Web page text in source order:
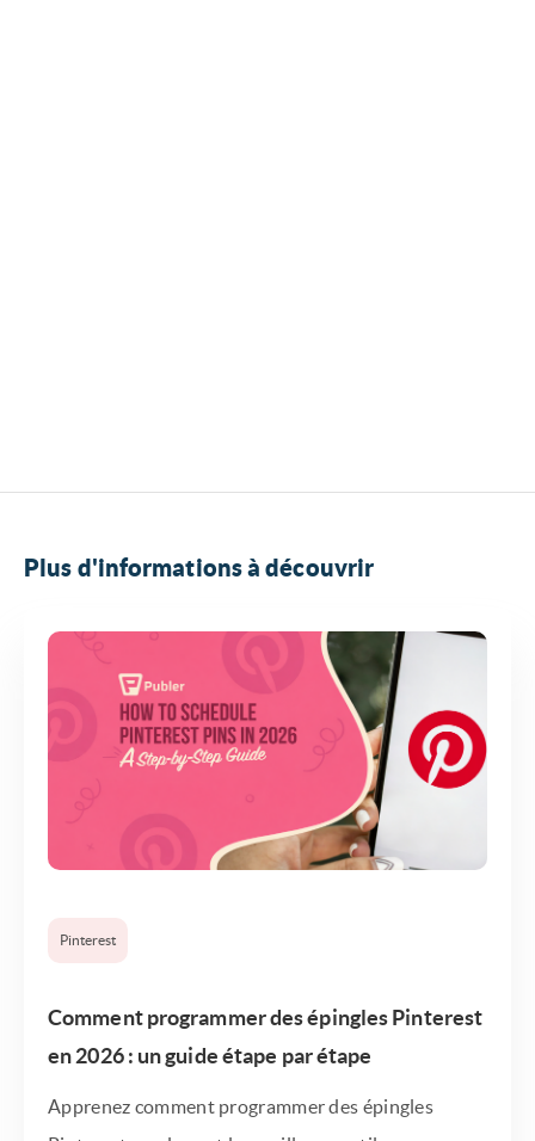
Plus d'informations à découvrir
Pinterest
Comment programmer des épingles Pinterest
en 2026 : un guide étape par étape
Apprenez comment programmer des épingles